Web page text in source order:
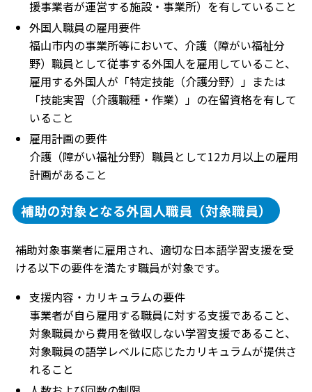
援事業者が運営する施設・事業所）を有していること
外国人職員の雇用要件
福山市内の事業所等において、介護（障がい福祉分
野）職員として従事する外国人を雇用していること、
雇用する外国人が「特定技能（介護分野）」または
「技能実習（介護職種・作業）」の在留資格を有して
いること
雇用計画の要件
介護（障がい福祉分野）職員として12カ月以上の雇用
計画があること
補助の対象となる外国人職員（対象職員）
補助対象事業者に雇用され、適切な日本語学習支援を受
ける以下の要件を満たす職員が対象です。
支援内容・カリキュラムの要件
事業者が自ら雇用する職員に対する支援であること、
対象職員から費用を徴収しない学習支援であること、
対象職員の語学レベルに応じたカリキュラムが提供さ
れること